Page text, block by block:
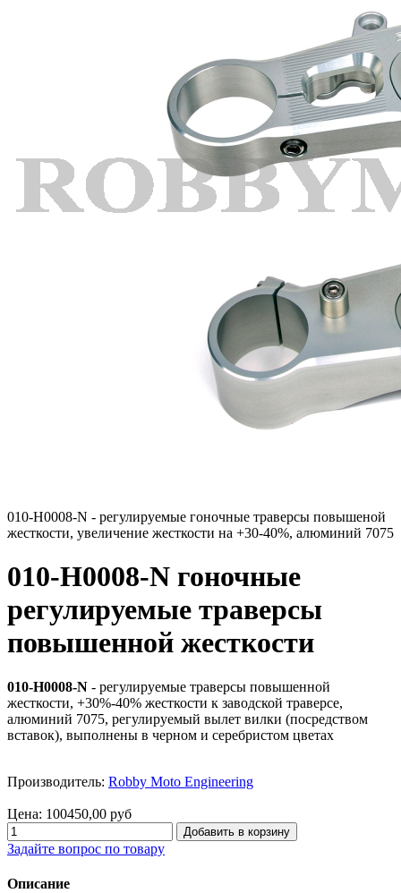
010-H0008-N - регулируемые гоночные траверсы повышеной
жесткости, увеличение жесткости на +30-40%, алюминий 7075
010-H0008-N гоночные
регулируемые траверсы
повышенной жесткости
010-H0008-N - регулируемые траверсы повышенной
жесткости, +30%-40% жесткости к заводской траверсе,
алюминий 7075, регулируемый вылет вилки (посредством
вставок), выполнены в черном и серебристом цветах
Производитель: Robby Moto Engineering
Цена: 100450,00 руб
Задайте вопрос по товару
Описание